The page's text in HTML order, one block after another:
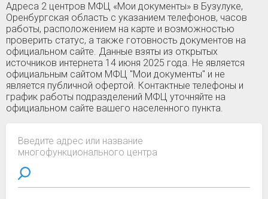
Адреса 2 центров МФЦ «Мои документы» в Бузулуке,
Оренбургская область c указанием телефонов, часов
работы, расположением на карте и возможностью
проверить статус, а также готовность документов на
официальном сайте. Данные взяты из открытых
источников интернета 14 июня 2025 года. Не является
официальным сайтом МФЦ "Мои документы" и не
является публичной офертой. Контактные телефоны и
график работы подразделений МФЦ уточняйте на
официальном сайте вашего населенного пункта.
Введите адрес или название
многофункционального центра